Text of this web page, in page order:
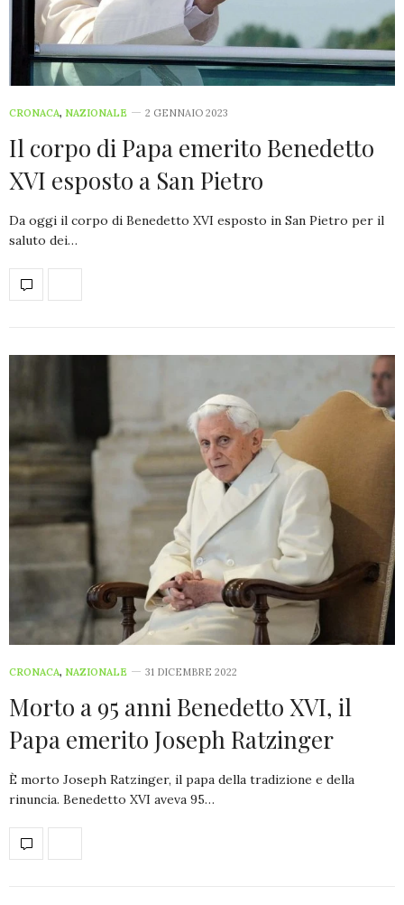
CRONACA, NAZIONALE 2 GENNAIO 2023
Il corpo di Papa emerito Benedetto
XVI esposto a San Pietro
Da oggi il corpo di Benedetto XVI esposto in San Pietro per il
saluto dei…
CRONACA, NAZIONALE 31 DICEMBRE 2022
Morto a 95 anni Benedetto XVI, il
Papa emerito Joseph Ratzinger
È morto Joseph Ratzinger, il papa della tradizione e della
rinuncia. Benedetto XVI aveva 95…